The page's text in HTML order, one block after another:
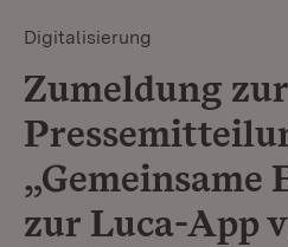
Digitalisierung
Zumeldung zur
„Gemeinsame
zur Luca-App